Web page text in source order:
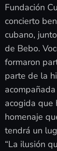
Fundación
concierto
cubano,
de Bebo.
formaron
parte de la
acogida que
homenaje
tendrá un
“La ilusión